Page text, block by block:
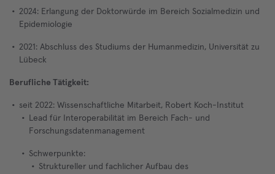
2024: Erlangung der Doktorwürde im Bereich Sozialmedizin und
Epidemiologie
2021: Abschluss des Studiums der Humanmedizin, Universität zu
Lübeck
Berufliche Tätigkeit:
seit 2022: Wissenschaftliche Mitarbeit, Robert Koch-Institut
Lead für Interoperabilität im Bereich Fach- und
Forschungsdatenmanagement
Schwerpunkte:
Struktureller und fachlicher Aufbau des